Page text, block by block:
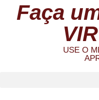
Faça
USE O